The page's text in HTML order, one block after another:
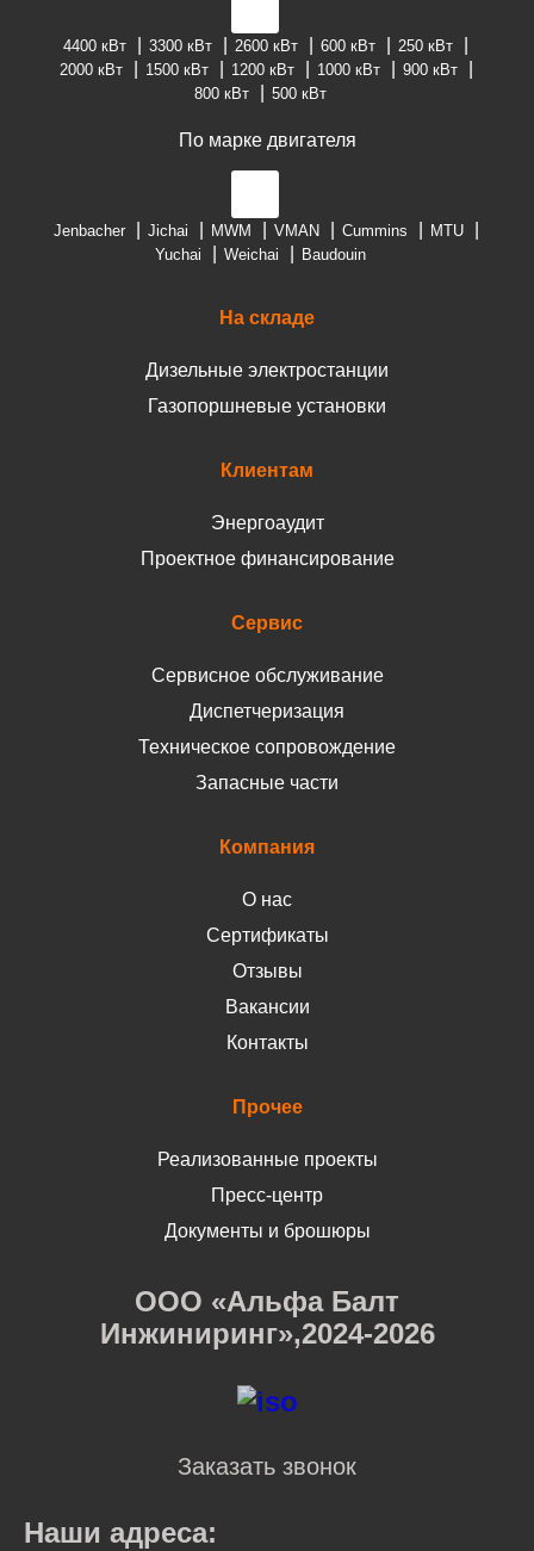
4400 кВт 3300 кВт 2600 кВт 600 кВт
250 кВт
2000 кВт
1500 кВт 1200 кВт 1000 кВт
900 кВт
800 кВт
500 кВт
По марке двигателя
Jenbacher Jichai MWM VMAN Cummins
MTU
Yuchai
Weichai Baudouin
На складе
Дизельные электростанции
Газопоршневые установки
Клиентам
Энергоаудит
Проектное финансирование
Сервис
Сервисное обслуживание
Диспетчеризация
Техническое сопровождение
Запасные части
Компания
О нас
Сертификаты
Отзывы
Вакансии
Контакты
Прочее
Реализованные проекты
Пресс-центр
Документы и брошюры
ООО «Альфа Балт
Инжиниринг»,2024-2026
Заказать звонок
Наши адреса: